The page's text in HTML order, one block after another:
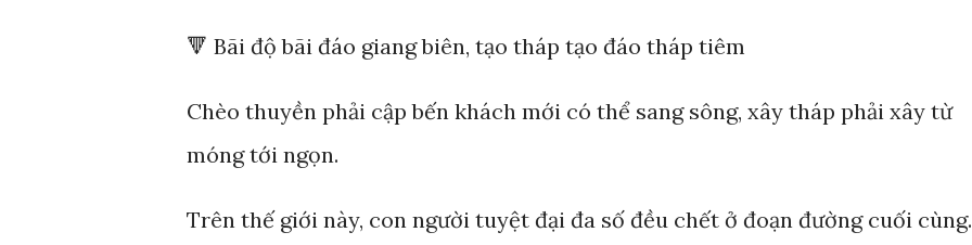
🔻 Bãi độ bãi đáo giang biên, tạo tháp tạo đáo tháp tiêm
Chèo thuyền phải cập bến khách mới có thể sang sông, xây tháp phải xây từ
móng tới ngọn.
Trên thế giới này, con người tuyệt đại đa số đều chết ở đoạn đường cuối cùng.